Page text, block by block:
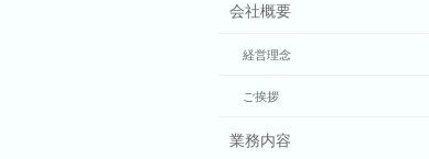
会社概要
経営理念
ご挨拶
業務内容